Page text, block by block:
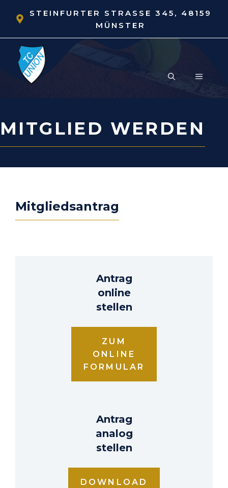
Inhalt
STEINFURTER STRASSE 345, 48159 M
ÜNSTER
MENÜ
MITGLIED WERDEN
Mitgliedsantrag
Antrag
online
stellen
ZUM
ONLINE
FORMULAR
Antrag
analog
stellen
DOWNLOAD